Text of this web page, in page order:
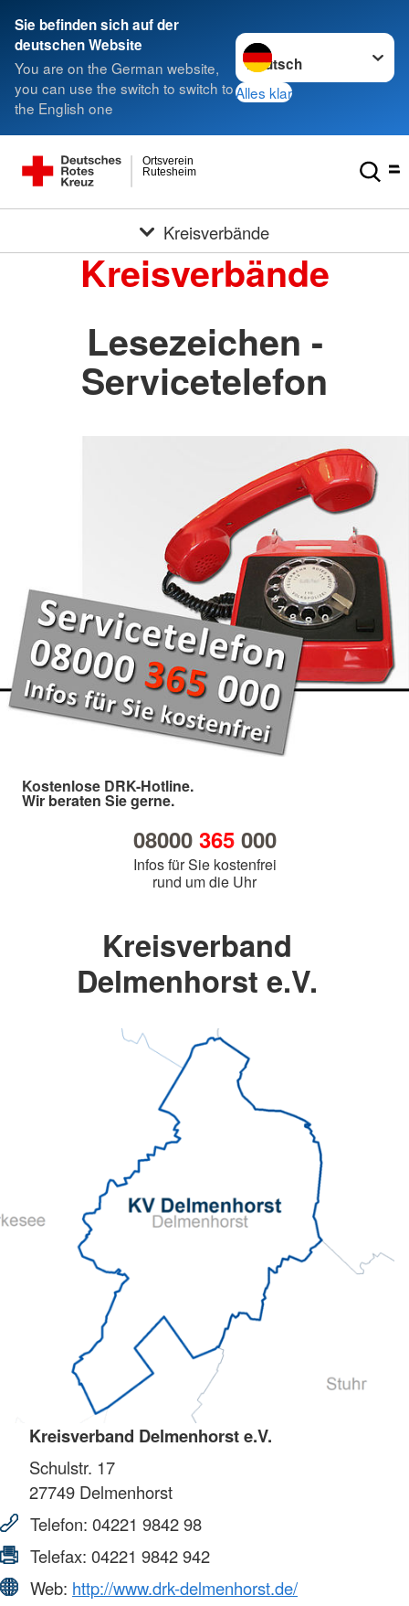
Sie befinden sich auf der
deutschen Website
You are on the German website,
you can use the switch to switch to
the English one
Sprache wechseln zu
Alles klar
Rutesheim
Ortsverein
Kreisverbände
Kreisverbände
Lesezeichen -
Servicetelefon
Kostenlose DRK-Hotline.
Wir beraten Sie gerne.
08000 365000
Infos für Sie kostenfrei
rund um die Uhr
Kreisverband
Delmenhorst e.V.
Kreisverband Delmenhorst e.V.
Schulstr. 17
27749 Delmenhorst
Telefon: 04221 9842 98
Telefax: 04221 9842 942
Web: http://www.drk-delmenhorst.de/